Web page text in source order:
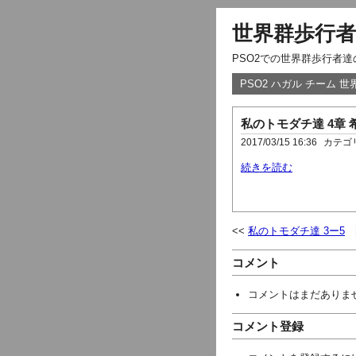
世界群歩行
PSO2での世界群歩行者達
PSO2 ハガル チーム 世
私のトモダチ達 4章
2017/03/15 16:36 カテゴ
続きを読む
私のトモダチ達 3ー5
コメント
コメントはまだありま
コメント登録